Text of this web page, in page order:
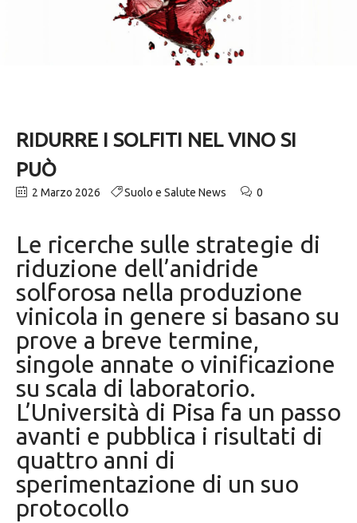
RIDURRE I SOLFITI NEL VINO SI
PUÒ
2 Marzo 2026 Suolo e Salute News 0
Le ricerche sulle strategie di
riduzione dell’anidride
solforosa nella produzione
vinicola in genere si basano su
prove a breve termine,
singole annate o vinificazione
su scala di laboratorio.
L’Università di Pisa fa un passo
avanti e pubblica i risultati di
quattro anni di
sperimentazione di un suo
protocollo